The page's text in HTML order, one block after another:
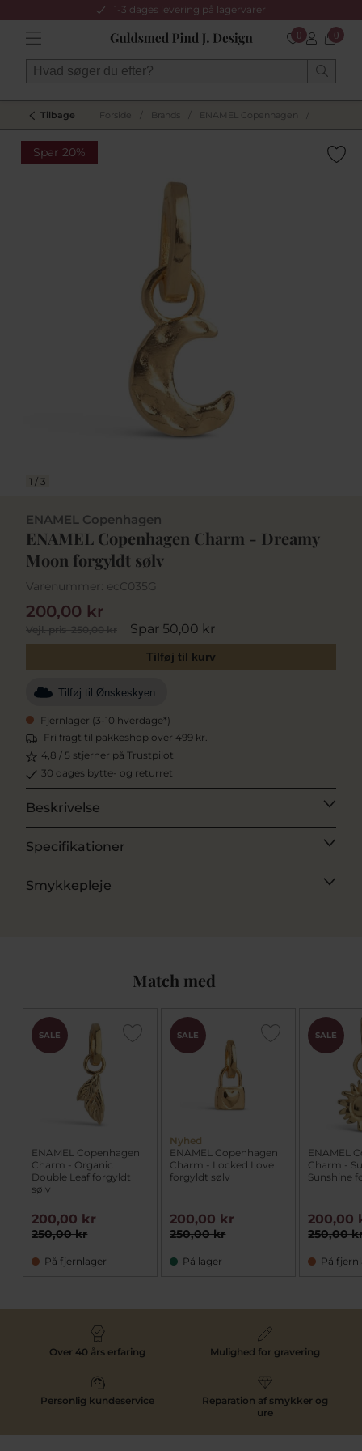
1-3 dages levering på lagervarer
0 0
Tilbage Forside Brands ENAMEL Copenhagen
Spar 20%
1 / 3
ENAMEL Copenhagen
ENAMEL Copenhagen Charm - Dreamy
Moon forgyldt sølv
Varenummer: ecC035G
Vejl. pris250,00 kr Spar 50,00 kr
200,00 kr
Tilføj til kurv
Tilføj til Ønskeskyen
Fjernlager (3-10 hverdage*)
Fri fragt til pakkeshop over 499 kr.
4,8 / 5 stjerner på Trustpilot
30 dages bytte- og returret
Beskrivelse
Specifikationer
Smykkepleje
Match med
SALE
ENAMEL Copenhagen
Charm - Organic
Double Leaf forgyldt
sølv
250,00 kr
200,00 kr
På fjernlager
SALE
Nyhed
ENAMEL Copenhagen
Charm - Locked Love
forgyldt sølv
250,00 kr
200,00 kr
På lager
SALE
ENAMEL
Charm -
Sunshine
250,00
200,00
På
Over 40 års erfaring Mulighed for gravering
Personlig kundeservice
Reparation af smykker og
ure